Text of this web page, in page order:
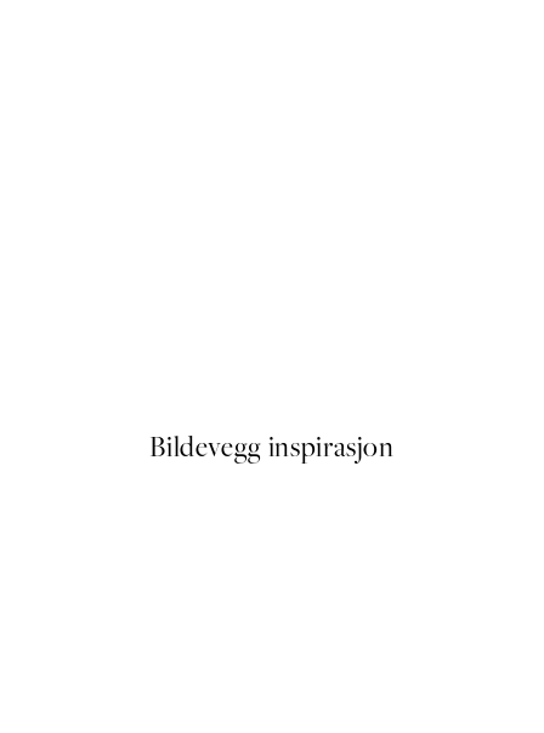
Bildevegg inspirasjon